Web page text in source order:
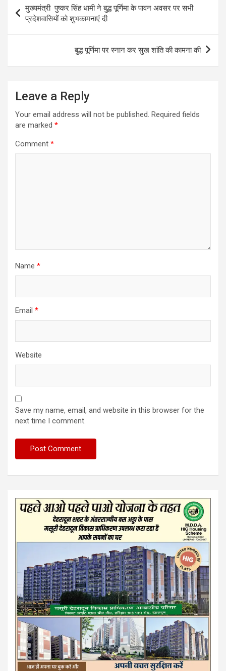
navigation
मुख्यमंत्री पुष्कर सिंह धामी ने बुद्ध पूर्णिमा के पावन अवसर पर सभी
प्रदेशवासियों को शुभकामनाएं दी
बुद्ध पूर्णिमा पर स्नान कर सुख शांति की कामना की
Leave a Reply
Your email address will not be published. Required fields
are marked *
Comment *
Name *
Email *
Website
Save my name, email, and website in this browser for the
next time I comment.